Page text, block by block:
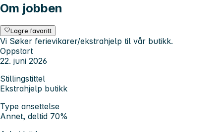
Om jobben
Lagre favoritt
Vi Søker ferievikarer/ekstrahjelp til vår butikk.
Oppstart
22. juni 2026
Stillingstittel
Ekstrahjelp butikk
Type ansettelse
Annet, deltid 70%